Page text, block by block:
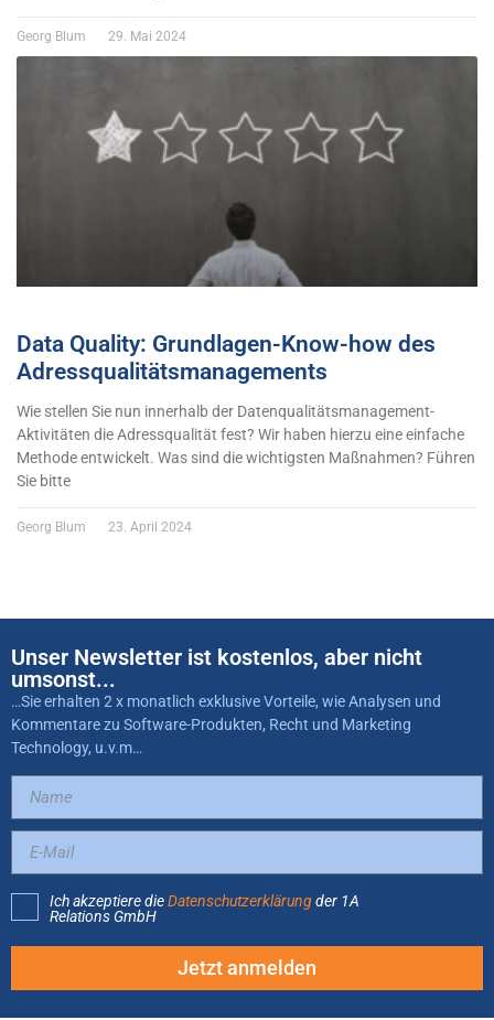
Georg Blum 29. Mai 2024
Data Quality: Grundlagen-Know-how des
Adressqualitätsmanagements
Wie stellen Sie nun innerhalb der Datenqualitätsmanagement-
Aktivitäten die Adressqualität fest? Wir haben hierzu eine einfache
Methode entwickelt. Was sind die wichtigsten Maßnahmen? Führen
Sie bitte
Georg Blum 23. April 2024
Unser Newsletter ist kostenlos, aber nicht
umsonst...
…Sie erhalten 2 x monatlich exklusive Vorteile, wie Analysen und
Kommentare zu Software-Produkten, Recht und Marketing
Technology, u.v.m…
Ich akzeptiere dieDatenschutzerklärungder 1A
Relations GmbH
Jetzt anmelden